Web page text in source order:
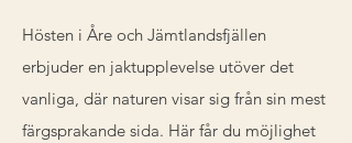
Hösten i Åre och Jämtlandsfjällen
erbjuder en jaktupplevelse utöver det
vanliga, där naturen visar sig från sin mest
färgsprakande sida. Här får du möjlighet